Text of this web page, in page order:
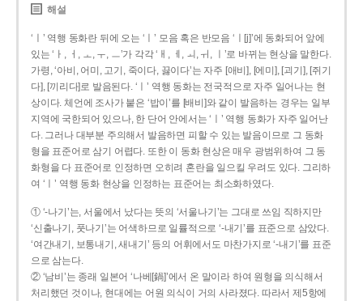
해설
‘ㅣ’ 역행 동화란 뒤에 오는 ‘ㅣ’ 모음 혹은 반모음 ‘ㅣ[j]’에 동화되어 앞에
있는 ‘ㅏ, ㅓ, ㅗ, ㅜ, ㅡ’가 각각 ‘ㅐ, ㅔ, ㅚ, ㅟ, ㅣ’로 바뀌는 현상을 말한다.
가령, ‘아비, 어미, 고기, 죽이다, 끓이다’는 자주 [애비], [에미], [괴기], [쥐기
다], [끼리다]로 발음된다. ‘ㅣ’ 역행 동화는 전국적으로 자주 일어나는 현
상이다. 체언에 조사가 붙은 ‘밥이’를 [배비]와 같이 발음하는 경우는 일부
지역에 국한되어 있으나, 한 단어 안에서는 ‘ㅣ’ 역행 동화가 자주 일어난
다. 그러나 대부분 주의해서 발음하면 피할 수 있는 발음이므로 그 동화
형을 표준어로 삼기 어렵다. 또한 이 동화 현상은 매우 광범위하여 그 동
화형을 다 표준어로 인정하면 오히려 혼란을 일으킬 우려도 있다. 그리하
여 ‘ㅣ’ 역행 동화 현상을 인정하는 표준어는 최소화하였다.
① ‘-나기’는, 서울에서 났다는 뜻의 ‘서울나기’는 그대로 쓰임 직하지만
‘신출나기, 풋나기’는 어색하므로 일률적으로 ‘-내기’를 표준으로 삼았다.
‘여간내기, 보통내기, 새내기’ 등의 어휘에서도 마찬가지로 ‘-내기’를 표준
으로 삼는다.
② ‘남비’는 종래 일본어 ‘나베[鍋]’에서 온 말이라 하여 원형을 의식해서
처리했던 것이나, 현대에는 어원 의식이 거의 사라졌다. 따라서 제5항에